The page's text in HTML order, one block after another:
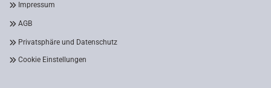
Impressum
AGB
Privatsphäre und Datenschutz
Cookie Einstellungen